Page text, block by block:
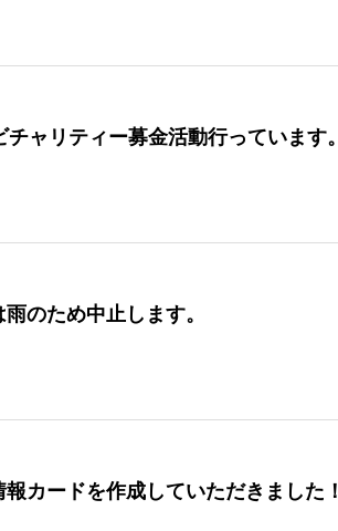
ャリティー募金活動行っています。
のため中止します。
カードを作成していただきました！